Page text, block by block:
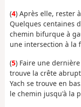
(4) Après elle, rester
Quelques centaines
chemin bifurque à
une intersection à la
(5) Faire une
trouve la crête
Yach se trouve en
le chemin jusqu'à la